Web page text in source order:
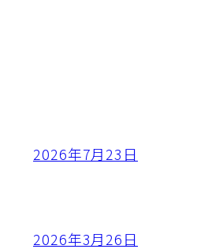
2026年7月23日
2026年3月26日